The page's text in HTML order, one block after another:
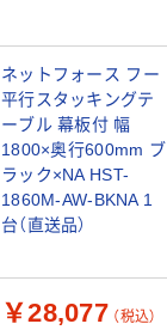
ネットフォース フー
平行スタッキングテ
ーブル 幕板付 幅
1800×奥行600mm ブ
ラック×NA HST-
1860M-AW-BKNA 1
台（直送品）
￥28,077 （税込）